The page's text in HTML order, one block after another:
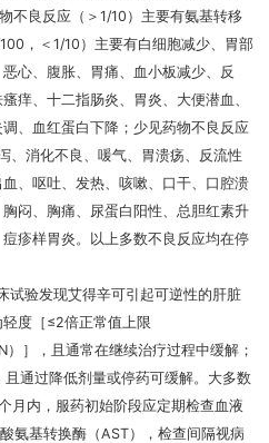
不良反应（＞1/10）主要有氨基转移
，＜1/10）主要有白细胞减少、胃部
心、腹胀、胃痛、血小板减少、反
痒、十二指肠炎、胃炎、大便潜血、
、血红蛋白下降；少见药物不良反应
、消化不良、喛气、胃溃疡、反流性
、呕吐、发热、咳嗽、口干、口腔溃
闷、胸痛、尿蛋白阳性、总胆红素升
疹样胃炎。以上多数不良反应均在停
试验发现艾得辛可引起可逆性的肝脏
度［≤2倍正常值上限
］，且通常在继续治疗过程中缓解；
通过降低剂量或停药可缓解。大多数
月内，服药初始阶段应定期检查血液
氨基转换酶（AST），检查间隔视病